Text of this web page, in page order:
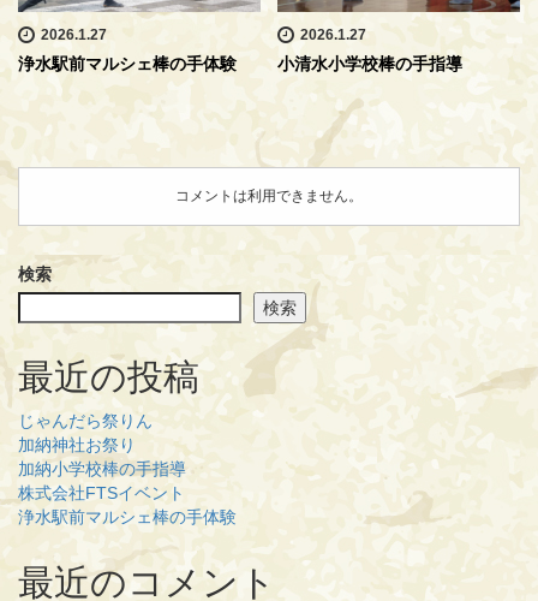
2026.1.27
浄水駅前マルシェ棒の手体験
2026.1.27
小清水小学校棒の手指導
コメントは利用できません。
検索
検索
最近の投稿
じゃんだら祭りん
加納神社お祭り
加納小学校棒の手指導
株式会社FTSイベント
浄水駅前マルシェ棒の手体験
最近のコメント